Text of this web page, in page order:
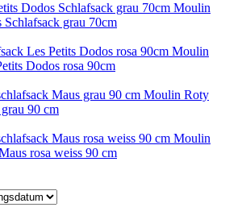
Moulin
grau 70cm
Moulin
Dodos rosa 90cm
Moulin Roty
90 cm
Moulin
rosa weiss 90 cm